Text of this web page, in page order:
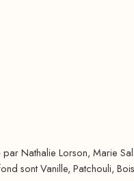
Nathalie Lorson, Marie
sont Vanille, Patchouli,